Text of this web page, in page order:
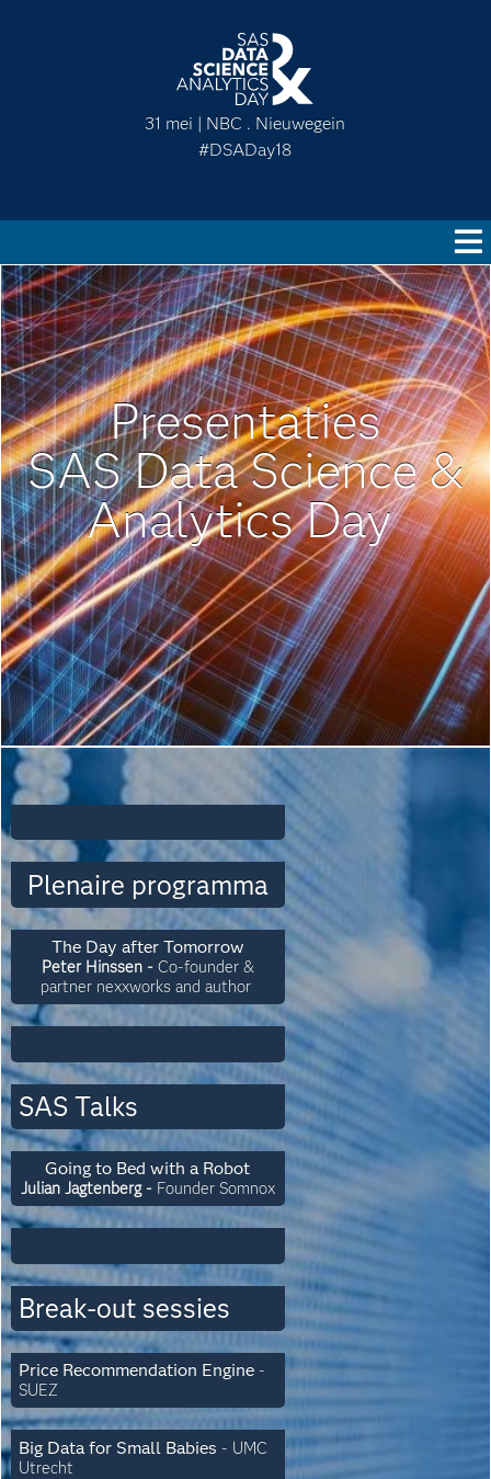
31 mei | NBC . Nieuwegein
#DSADay18
Presentaties
SAS Data Science &
Analytics Day
Plenaire programma
The Day after Tomorrow
Peter Hinssen-Co-founder &
partner nexxworks and author
SAS Talks
Going to Bed with a Robot
Julian Jagtenberg-Founder Somnox
Break-out sessies
Price Recommendation Engine -
SUEZ
Big Data for Small Babies - UMC
Utrecht